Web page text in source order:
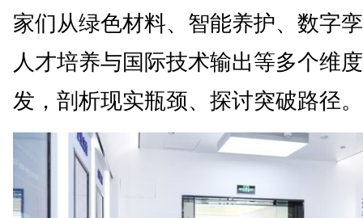
家们从绿色材料、智能养护、数字
人才培养与国际技术输出等多个维
发，剖析现实瓶颈、探讨突破路径。